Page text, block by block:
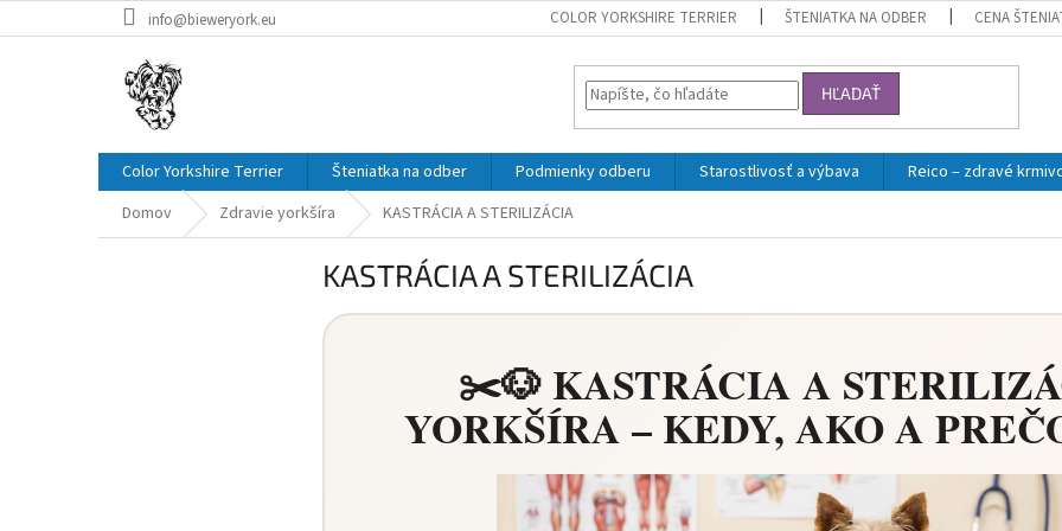
na
info@bieweryork.eu COLOR YORKSHIRE TERRIER ŠTENIATKA NA ODBER CENA
HĽADAŤ
Color Yorkshire Terrier Šteniatka na odber Podmienky odberu Starostlivosť a výbava Reico – zdravé
Domov
Zdravie yorkšíra KASTRÁCIA A STERILIZÁCIA
KASTRÁCIA A STERILIZÁCIA
✂️🐶 KASTRÁCIA A
YORKŠÍRA – KEDY, AKO A